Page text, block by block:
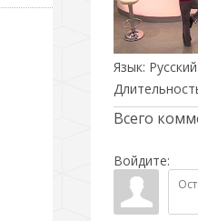
Язык: Русский
Всего
Войдите: